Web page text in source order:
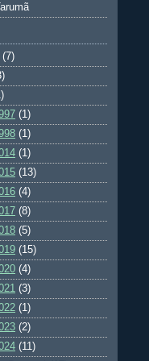
(7)
(1)
(1)
(1)
(13)
(4)
(8)
(5)
(15)
(4)
(3)
(1)
(2)
(11)